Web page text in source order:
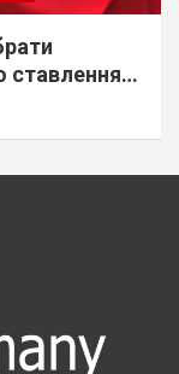
ставлення